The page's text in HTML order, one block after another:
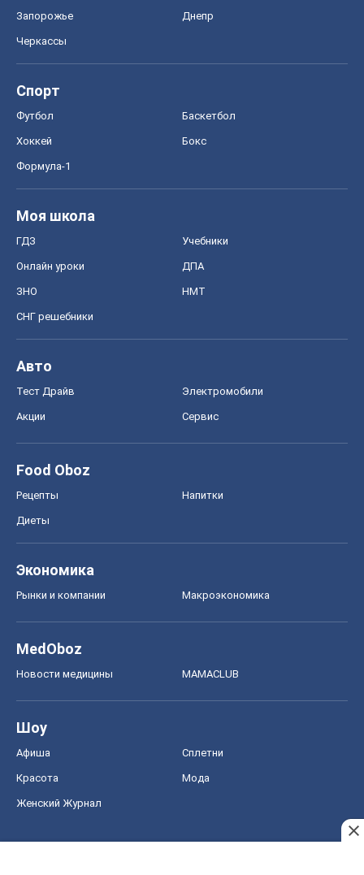
Запорожье Днепр
Черкассы
Спорт
Футбол Баскетбол
Хоккей Бокс
Формула-1
Моя школа
ГДЗ Учебники
Онлайн уроки ДПА
ЗНО НМТ
СНГ решебники
Авто
Тест Драйв Электромобили
Акции Сервис
Food Oboz
Рецепты Напитки
Диеты
Экономика
Рынки и компании Mакроэкономика
MedOboz
Новости медицины MAMACLUB
Шоу
Афиша Сплетни
Красота Мода
Женский Журнал